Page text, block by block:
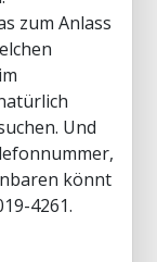
zum Anlass
Und
könnt
4261.